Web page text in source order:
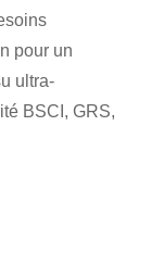
pour un
ultra-
BSCI, GRS,